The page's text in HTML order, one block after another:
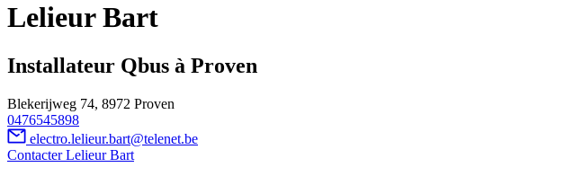
Lelieur Bart
Installateur Qbus à Proven
Blekerijweg 74, 8972 Proven
0476545898
electro.lelieur.bart@telenet.be
Contacter Lelieur Bart